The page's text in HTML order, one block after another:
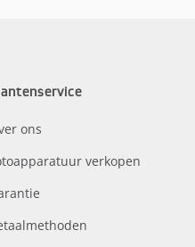
ons
verkopen